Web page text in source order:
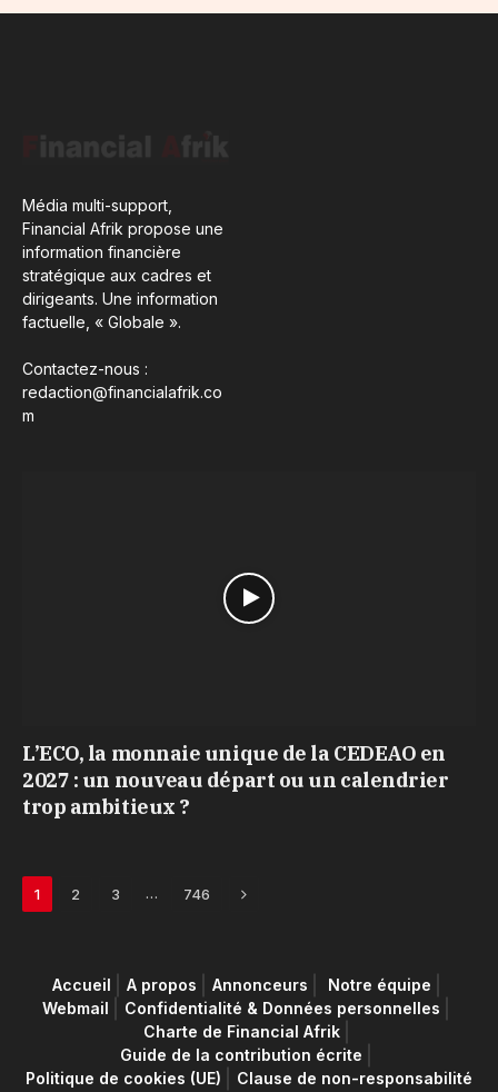
Média multi-support,
Financial Afrik propose une
information financière
stratégique aux cadres et
dirigeants. Une information
factuelle, « Globale ».
Contactez-nous :
redaction@financialafrik.co
m
L’ECO, la monnaie unique de la CEDEAO en
2027 : un nouveau départ ou un calendrier
trop ambitieux ?
1 2 3 … 746 Next
Accueil A propos Annonceurs
Notre équipe
Webmail
Confidentialité & Données personnelles
Charte de Financial Afrik
Guide de la contribution écrite
Politique de cookies (UE)
Clause de non-responsabilité